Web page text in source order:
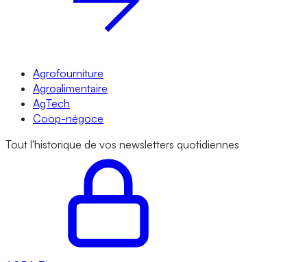
Agrofourniture
Agroalimentaire
AgTech
Coop-négoce
Tout l'historique de vos newsletters quotidiennes